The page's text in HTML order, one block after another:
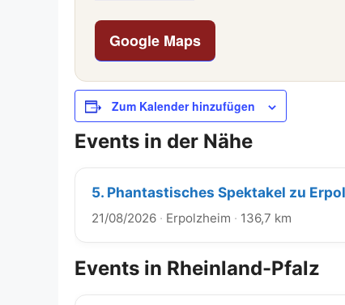
Google Maps
Zum Kalender hinzufügen
Events in der Nähe
5. Phantastisches Spektakel zu
21/08/2026 · Erpolzheim · 136,7 km
Events in Rheinland-Pfalz